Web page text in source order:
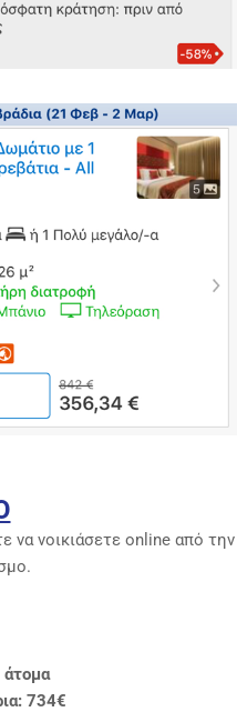
να νοικιάσετε online από την
άτομα
734€